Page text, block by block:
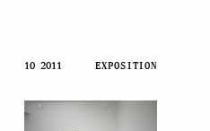
10 2011 EXPOSITION